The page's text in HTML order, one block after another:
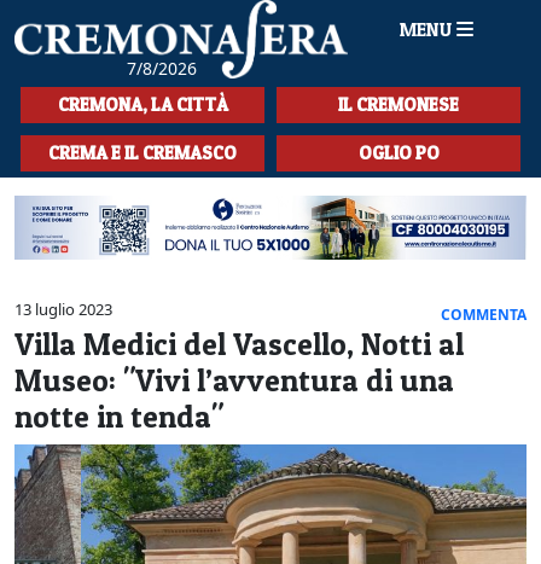
7/8/2026
MENU
HOME
CRONACA
SPORT
LA MUSICA
CULTURA
LA STORIA
SPETTACOLI
L'EDITORIALE
SEZIONI
CERCA
CREMONA, LA CITTÀ IL CREMONESE
CREMA E IL CREMASCO OGLIO PO
13 luglio 2023 COMMENTA
Villa Medici del Vascello, Notti al
Museo: "Vivi l’avventura di una
notte in tenda"